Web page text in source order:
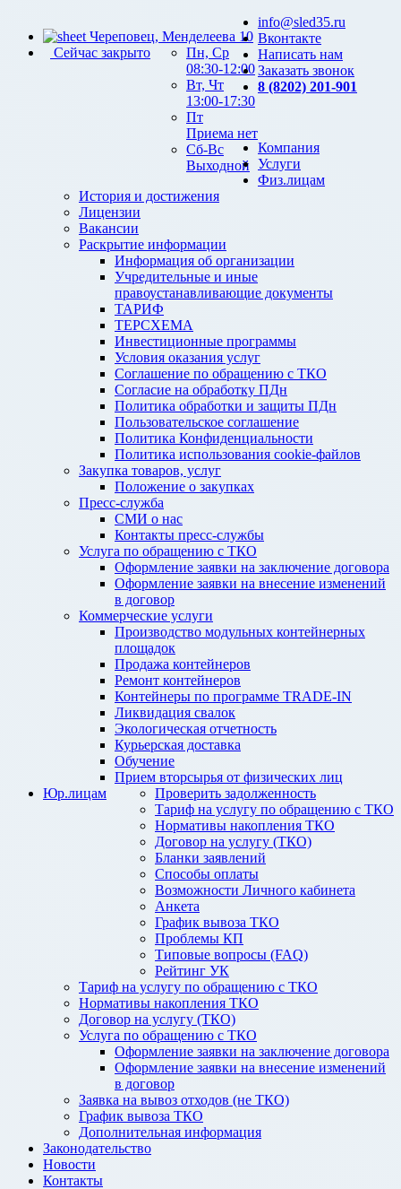
Череповец, Менделеева 10
Сейчас закрыто
Пн, Ср
08:30-12:00
Вт, Чт
13:00-17:30
Пт
Приема нет
Сб-Вс
Выходной
info@sled35.ru
Вконтакте
Написать нам
Заказать звонок
8 (8202) 201-901
Компания
История и достижения
Лицензии
Вакансии
Раскрытие информации
Информация об организации
Учредительные и иные
правоустанавливающие документы
ТАРИФ
ТЕРСХЕМА
Инвестиционные программы
Условия оказания услуг
Соглашение по обращению с ТКО
Согласие на обработку ПДн
Политика обработки и защиты ПДн
Пользовательское соглашение
Политика Конфиденциальности
Политика использования cookie-файлов
Закупка товаров, услуг
Положение о закупках
Пресс-служба
СМИ о нас
Контакты пресс-службы
Услуги
Услуга по обращению с ТКО
Оформление заявки на заключение договора
Оформление заявки на внесение изменений
в договор
Коммерческие услуги
Производство модульных контейнерных
площадок
Продажа контейнеров
Ремонт контейнеров
Контейнеры по программе TRADE-IN
Ликвидация свалок
Экологическая отчетность
Курьерская доставка
Обучение
Прием вторсырья от физических лиц
Физ.лицам
Проверить задолженность
Тариф на услугу по обращению с ТКО
Нормативы накопления ТКО
Договор на услугу (ТКО)
Бланки заявлений
Способы оплаты
Возможности Личного кабинета
Анкета
График вывоза ТКО
Проблемы КП
Типовые вопросы (FAQ)
Рейтинг УК
Юр.лицам
Тариф на услугу по обращению с ТКО
Нормативы накопления ТКО
Договор на услугу (ТКО)
Услуга по обращению с ТКО
Оформление заявки на заключение договора
Оформление заявки на внесение изменений
в договор
Заявка на вывоз отходов (не ТКО)
График вывоза ТКО
Дополнительная информация
Законодательство
Новости
Контакты